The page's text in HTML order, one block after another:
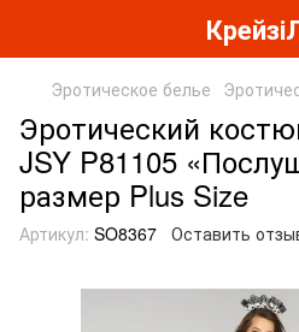
Эротическое белье
Эротический
JSY P81105
размер Plus Size
Артикул: SO8367 Оставить